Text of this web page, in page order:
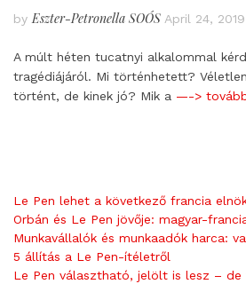
by Eszter-Petronella SOÓS April 24, 2019
A múlt héten tucatnyi alkalommal
tragédiájáról. Mi történhetett?
történt, de kinek jó? Mik a —->
Le Pen lehet a következő francia
Orbán és Le Pen jövője: magyar-
Munkavállalók és munkaadók harca:
5 állítás a Le Pen-ítéletről
Le Pen választható, jelölt is lesz –